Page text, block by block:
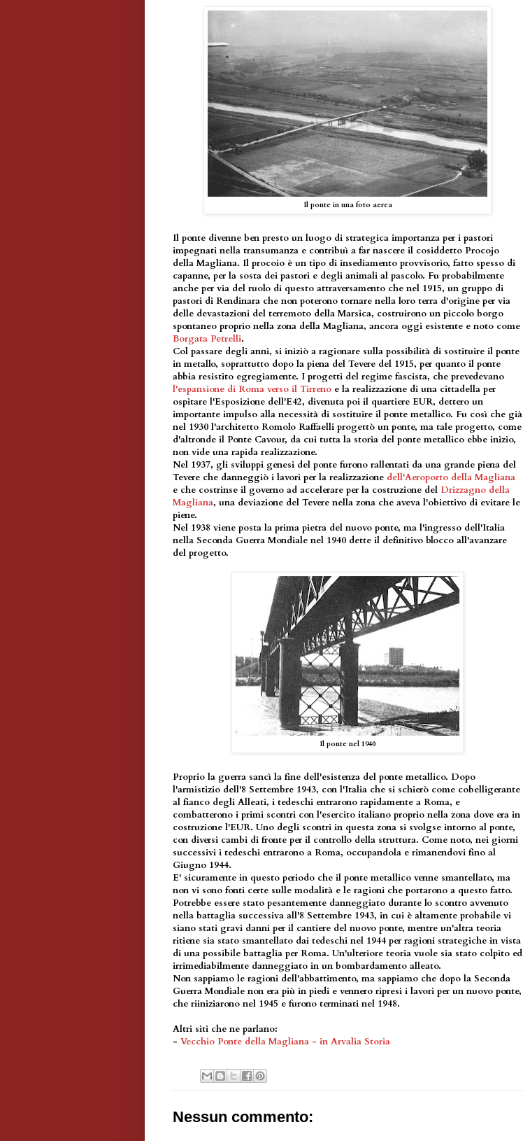
Il ponte in una foto aerea
Il ponte divenne ben presto un luogo di strategica importanza per i pastori
impegnati nella transumanza e contribuì a far nascere il cosiddetto Procojo
della Magliana. Il procoio è un tipo di insediamento provvisorio, fatto spesso di
capanne, per la sosta dei pastori e degli animali al pascolo. Fu probabilmente
anche per via del ruolo di questo attraversamento che nel 1915, un gruppo di
pastori di Rendinara che non poterono tornare nella loro terra d'origine per via
delle devastazioni del terremoto della Marsica, costruirono un piccolo borgo
spontaneo proprio nella zona della Magliana, ancora oggi esistente e noto come
Borgata Petrelli.
Col passare degli anni, si iniziò a ragionare sulla possibilità di sostituire il ponte
in metallo, soprattutto dopo la piena del Tevere del 1915, per quanto il ponte
abbia resistito egregiamente. I progetti del regime fascista, che prevedevano
l'espansione di Roma verso il Tirreno e la realizzazione di una cittadella per
ospitare l'Esposizione dell'E42, divenuta poi il quartiere EUR, dettero un
importante impulso alla necessità di sostituire il ponte metallico. Fu così che già
nel 1930 l'architetto Romolo Raffaelli progettò un ponte, ma tale progetto, come
d'altronde il Ponte Cavour, da cui tutta la storia del ponte metallico ebbe inizio,
non vide una rapida realizzazione.
Nel 1937, gli sviluppi genesi del ponte furono rallentati da una grande piena del
Tevere che danneggiò i lavori per la realizzazione dell'Aeroporto della Magliana
e che costrinse il governo ad accelerare per la costruzione del Drizzagno della
Magliana, una deviazione del Tevere nella zona che aveva l'obiettivo di evitare le
piene.
Nel 1938 viene posta la prima pietra del nuovo ponte, ma l'ingresso dell'Italia
nella Seconda Guerra Mondiale nel 1940 dette il definitivo blocco all'avanzare
del progetto.
Il ponte nel 1940
Proprio la guerra sancì la fine dell'esistenza del ponte metallico. Dopo
l'armistizio dell'8 Settembre 1943, con l'Italia che si schierò come cobelligerante
al fianco degli Alleati, i tedeschi entrarono rapidamente a Roma, e
combatterono i primi scontri con l'esercito italiano proprio nella zona dove era in
costruzione l'EUR. Uno degli scontri in questa zona si svolgse intorno al ponte,
con diversi cambi di fronte per il controllo della struttura. Come noto, nei giorni
successivi i tedeschi entrarono a Roma, occupandola e rimanendovi fino al
Giugno 1944.
E' sicuramente in questo periodo che il ponte metallico venne smantellato, ma
non vi sono fonti certe sulle modalità e le ragioni che portarono a questo fatto.
Potrebbe essere stato pesantemente danneggiato durante lo scontro avvenuto
nella battaglia successiva all'8 Settembre 1943, in cui è altamente probabile vi
siano stati gravi danni per il cantiere del nuovo ponte, mentre un'altra teoria
ritiene sia stato smantellato dai tedeschi nel 1944 per ragioni strategiche in vista
di una possibile battaglia per Roma. Un'ulteriore teoria vuole sia stato colpito ed
irrimediabilmente danneggiato in un bombardamento alleato.
Non sappiamo le ragioni dell'abbattimento, ma sappiamo che dopo la Seconda
Guerra Mondiale non era più in piedi e vennero ripresi i lavori per un nuovo ponte,
che riiniziarono nel 1945 e furono terminati nel 1948.
Altri siti che ne parlano:
- Vecchio Ponte della Magliana - in Arvalia Storia
Nessun commento: